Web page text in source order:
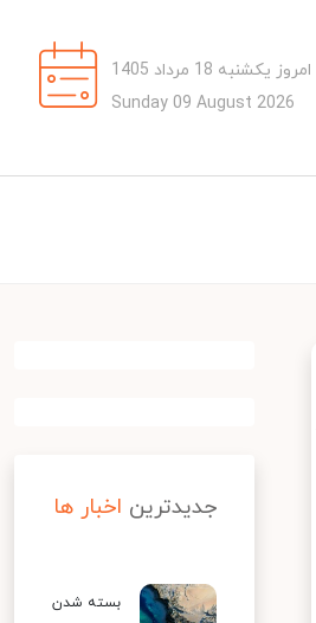
امروز یکشنبه 18 مرداد 1405
Sunday 09 August 2026
جدیدترین اخبار ها
بسته شدن